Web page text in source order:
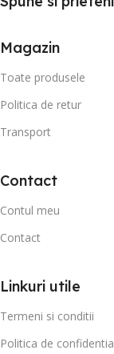
Magazin
Toate produsele
Politica de retur
Transport
Contact
Contul meu
Contact
Linkuri utile
Termeni si conditii
Politica de